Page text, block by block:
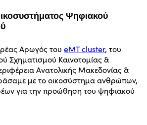
Ψηφιακού
Αρωγός του eMT cluster, του
Σχηματισμού Καινοτομίας &
Ανατολικής Μακεδονίας &
με το οικοσύστημα ανθρώπων,
για την προώθηση του ψηφιακού